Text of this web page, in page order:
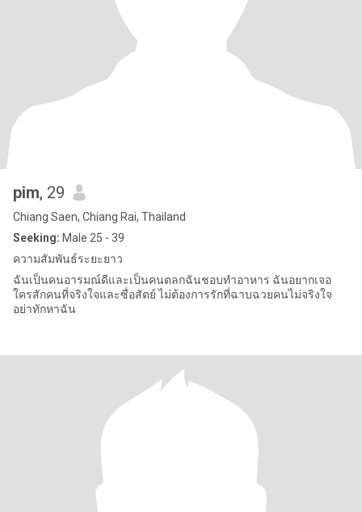
pim, 29
Chiang Saen, Chiang Rai, Thailand
Seeking: Male 25 - 39
ความสัมพันธ์ระยะยาว
ฉันเป็นคนอารมณ์ดีและเป็นคนตลกฉันชอบทำอาหาร ฉันอยากเจอ
ใครสักคนที่จริงใจและซื่อสัตย์ ไม่ต้องการรักที่ฉาบฉวยคนไม่จริงใจ
อย่าทักหาฉัน